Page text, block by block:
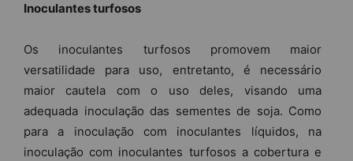
Inoculantes turfosos
Os inoculantes turfosos promovem maior
versatilidade para uso, entretanto, é necessário
maior cautela com o uso deles, visando uma
adequada inoculação das sementes de soja. Como
para a inoculação com inoculantes líquidos, na
inoculação com inoculantes turfosos a cobertura e